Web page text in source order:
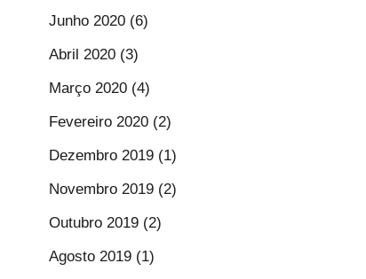
Junho 2020 (6)
Abril 2020 (3)
Março 2020 (4)
Fevereiro 2020 (2)
Dezembro 2019 (1)
Novembro 2019 (2)
Outubro 2019 (2)
Agosto 2019 (1)